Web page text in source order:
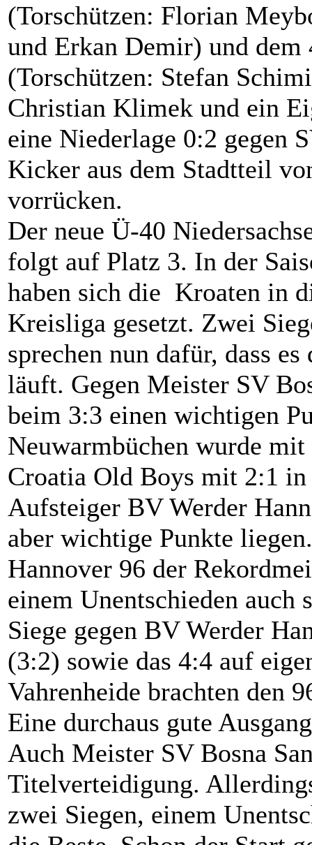
(Torschützen: Florian
und Erkan Demir) und
(Torschützen: Stefan
Christian Klimek und ein
eine Niederlage 0:2 gegen
Kicker aus dem Stadtteil
vorrücken.
Der neue Ü-40
folgt auf Platz 3. In der
haben sich die Kroaten in
Kreisliga gesetzt. Zwei
sprechen nun dafür, dass
läuft. Gegen Meister SV
beim 3:3 einen wichtigen
Neuwarmbüchen wurde
Croatia Old Boys mit 2:1 in
Aufsteiger BV Werder
aber wichtige Punkte liegen.
Hannover 96 der
einem Unentschieden auch
Siege gegen BV Werder
(3:2) sowie das 4:4 auf
Vahrenheide brachten den
Eine durchaus gute
Auch Meister SV Bosna
Titelverteidigung.
zwei Siegen, einem